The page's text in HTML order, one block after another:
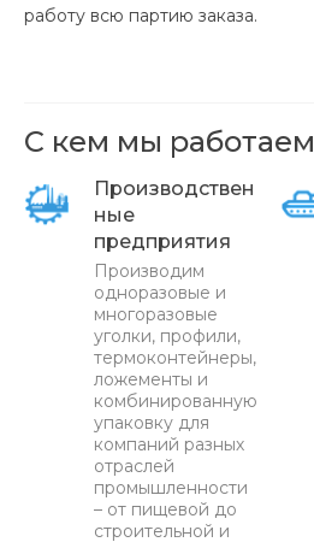
работу всю партию заказа.
С кем мы работаем
Производствен
ные
предприятия
Производим
одноразовые и
многоразовые
уголки, профили,
термоконтейнеры,
ложементы и
комбинированную
упаковку для
компаний разных
отраслей
промышленности
– от пищевой до
строительной и